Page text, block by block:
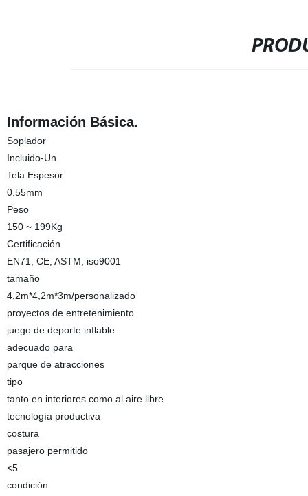
Información Básica.
Soplador
Incluido-Un
Tela Espesor
0.55mm
Peso
150 ~ 199Kg
Certificación
EN71, CE, ASTM, iso9001
tamaño
4,2m*4,2m*3m/personalizado
proyectos de entretenimiento
juego de deporte inflable
adecuado para
parque de atracciones
tipo
tanto en interiores como al aire libre
tecnología productiva
costura
pasajero permitido
<5
condición